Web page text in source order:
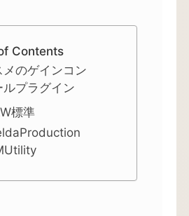
Contents
メのゲインコン
ルプラグイン
標準